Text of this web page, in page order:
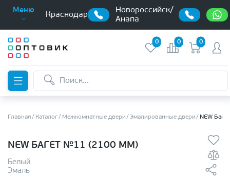
Меню
Краснодар
Новороссийск/
Анапа
0 0 0
Главная Каталог Межкомнатные двери Эмалированные двери NEW
NEW БАГЕТ №11 (2100 ММ)
Белый
Эмаль